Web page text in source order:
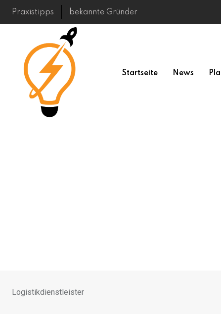
Skip
Praxistipps bekannte Gründer
Startseite News
Logistikdienstleister